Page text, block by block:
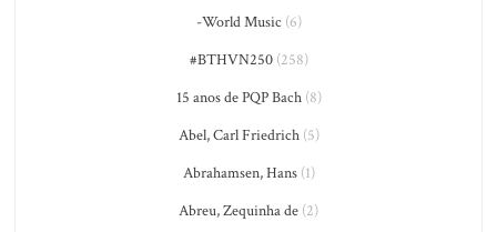
-World Music (6)
#BTHVN250(258)
15 anos de PQP Bach(8)
Abel, Carl Friedrich(5)
Abrahamsen, Hans(1)
Abreu, Zequinha de (2)